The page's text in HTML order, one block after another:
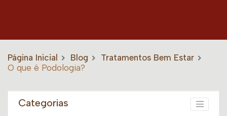
Página Inicial Blog
Tratamentos Bem Estar
O que é Podologia?
Categorias